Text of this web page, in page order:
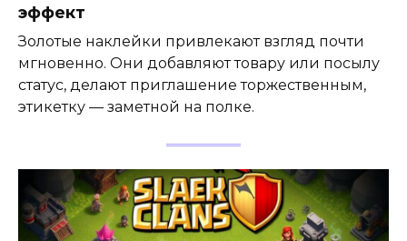
эффект
Золотые наклейки привлекают взгляд почти
мгновенно. Они добавляют товару или посылу
статус, делают приглашение торжественным,
этикетку — заметной на полке.